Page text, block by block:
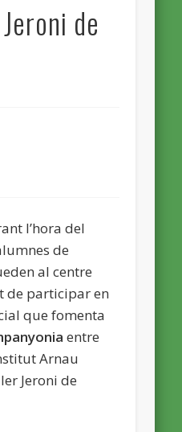
de
l’hora del
de
al centre
de participar en
que fomenta
entre
Arnau
Jeroni de